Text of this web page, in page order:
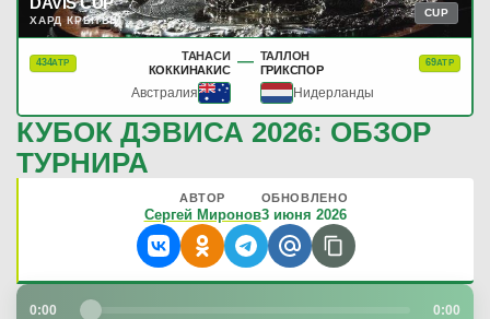
В Стефанос Циципас(79)
R. Pacheco Mendez (257)
2-й сет 7 -5
08.02.2026 —
Александр Мюллер
ХАРД КРЫТЫЙ
CUP
434ATP
ТАНАСИ
КОККИНАКИС — ТАЛЛОН
ГРИКСПОР
69ATP
Австралия Нидерланды
КУБОК ДЭВИСА 2026: ОБЗОР
ТУРНИРА
АВТОР
Сергей Миронов
ОБНОВЛЕНО
3 июня 2026
0:00 0:00